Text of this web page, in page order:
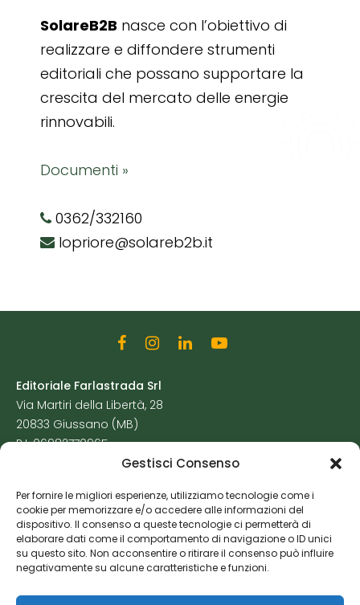
Gestisci Consenso
Per fornire le migliori esperienze, utilizziamo tecnologie come i
cookie per memorizzare e/o accedere alle informazioni del
dispositivo. Il consenso a queste tecnologie ci permetterà di
elaborare dati come il comportamento di navigazione o ID unici
su questo sito. Non acconsentire o ritirare il consenso può influire
negativamente su alcune caratteristiche e funzioni.
SolareB2B nasce con l’obiettivo di
realizzare e diffondere strumenti
editoriali che possano supportare la
crescita del mercato delle energie
rinnovabili.
Documenti »
0362/332160
lopriore@solareb2b.it
Editoriale Farlastrada Srl
Via Martiri della Libertà, 28
20833 Giussano (MB)
P.I. 06982770965
Cookie Policy
Risorse Aggiuntive